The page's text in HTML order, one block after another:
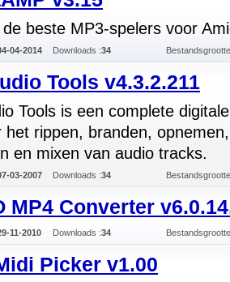
beste MP3-spelers voor
04-2014 Downloads :34
Tools v4.3.2.211
Tools is een complete
het rippen, branden, opnemen,
en mixen van audio tracks.
03-2007 Downloads :34
MP4 Converter
11-2010 Downloads :34
Picker v1.00